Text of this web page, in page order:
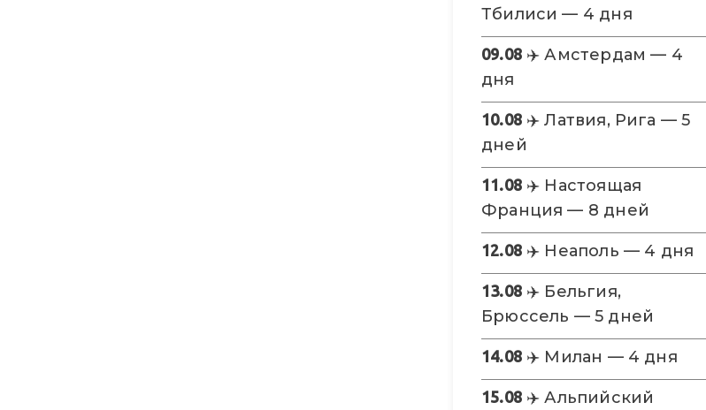
Тбилиси — 4 дня
09.08✈️ Амстердам — 4
дня
10.08✈️ Латвия, Рига — 5
дней
11.08✈️ Настоящая
Франция — 8 дней
12.08✈️ Неаполь — 4 дня
13.08✈️ Бельгия,
Брюссель — 5 дней
14.08✈️ Милан — 4 дня
15.08✈️ Альпийский